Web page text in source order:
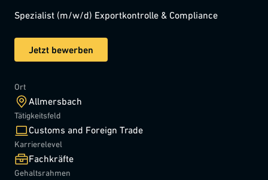
Spezialist (m/w/d) Exportkontrolle & Compliance
Jetzt bewerben
Ort
Allmersbach
Tätigkeitsfeld
Customs and Foreign Trade
Karrierelevel
Fachkräfte
Gehaltsrahmen